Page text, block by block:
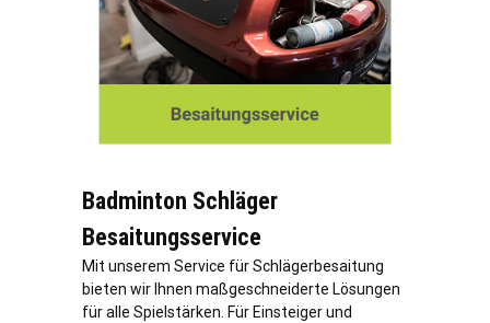
Badminton Schläger
Besaitungsservice
Mit unserem Service für Schlägerbesaitung
bieten wir Ihnen maßgeschneiderte Lösungen
für alle Spielstärken. Für Einsteiger und